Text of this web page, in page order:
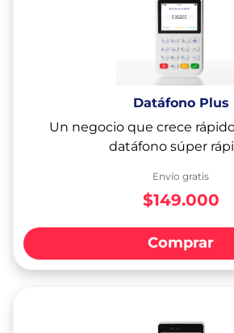
Datáfono Plus
Un negocio que crece
datáfono súper
Envío gratis
$149.000
Comprar